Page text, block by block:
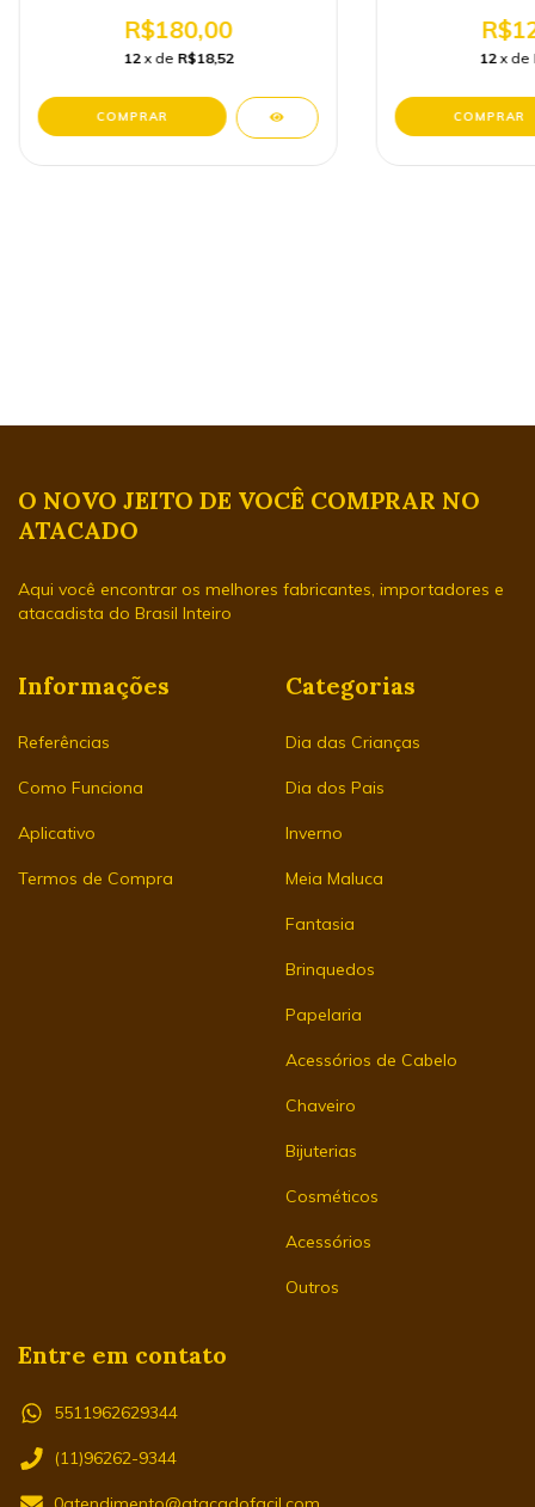
R$180,00
12 x de R$18,52 12 x de
O NOVO JEITO DE VOCÊ COMPRAR NO
ATACADO
Aqui você encontrar os melhores fabricantes, importadores e
atacadista do Brasil Inteiro
Informações
Referências
Como Funciona
Aplicativo
Termos de Compra
Categorias
Dia das Crianças
Dia dos Pais
Inverno
Meia Maluca
Fantasia
Brinquedos
Papelaria
Acessórios de Cabelo
Chaveiro
Bijuterias
Cosméticos
Acessórios
Outros
Entre em contato
5511962629344
(11)96262-9344